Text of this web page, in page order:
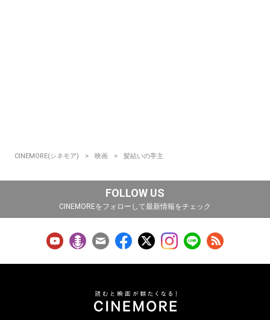
CINEMORE(シネモア) 映画 髪結いの亭主
FOLLOW US
CINEMOREをフォローして最新情報をチェック